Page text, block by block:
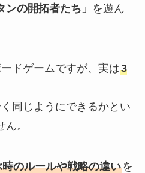
ンの開拓者たち」
を遊ん
ドゲームですが、 実は3
同じようにできるかとい
。
のルールや戦略の違いを